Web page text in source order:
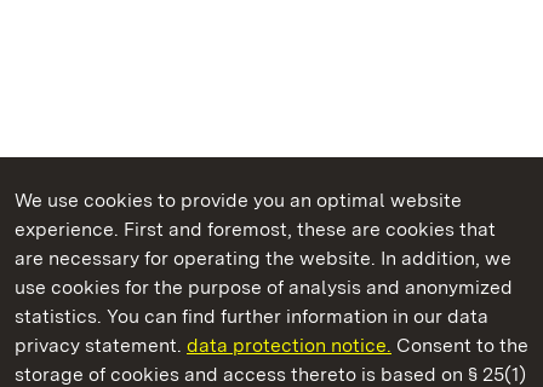
We use cookies to provide you an optimal website
experience. First and foremost, these are cookies that
are necessary for operating the website. In addition, we
use cookies for the purpose of analysis and anonymized
statistics. You can find further information in our data
privacy statement. data protection notice. Consent to the
storage of cookies and access thereto is based on § 25(1)
State Palaces and Gardens of Baden-Wuerttemberg